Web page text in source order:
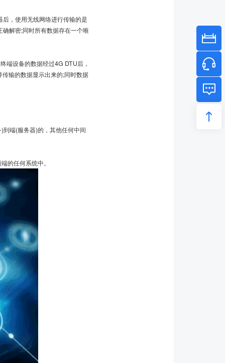
，使用无线网络进行传输的是
解密;同时所有数据存在一个唯
设备的数据经过4G DTU后，
输的数据显示出来的;同时数据
端(服务器)的，其他任何中间
的任何系统中。